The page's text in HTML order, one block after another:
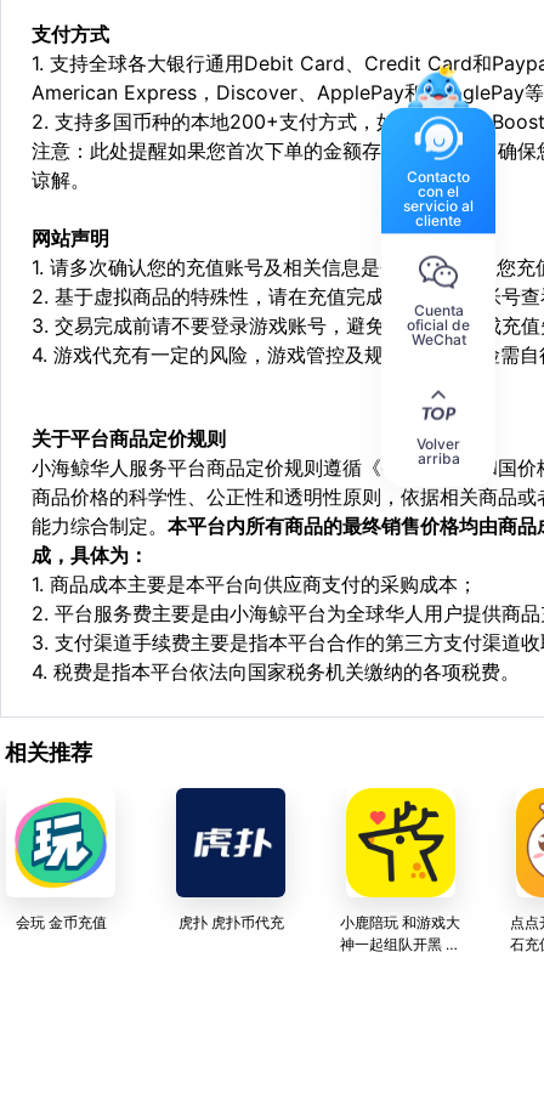
支付方式
1. 支持全球各大银行通用Debit Card、Credit Card和
American Express，Discover、ApplePay和GooglePay
2. 支持多国币种的本地200+支付方式，如：Alipay，
注意：此处提醒如果您首次下单的金额存在异常，为了确
谅解。
网站声明
1. 请多次确认您的充值账号及相关信息是否正确，如因您
2. 基于虚拟商品的特殊性，请在充值完成后登陆您的帐号
3. 交易完成前请不要登录游戏账号，避免由于顶号造成充
4. 游戏代充有一定的风险，游戏管控及规则处罚等风险需
关于平台商品定价规则
小海鲸华人服务平台商品定价规则遵循《中华人民共和国
商品价格的科学性、公正性和透明性原则，依据相关商品
能力综合制定。 本平台内所有商品的最终销售价格均由商
成，具体为：
1. 商品成本主要是本平台向供应商支付的采购成本；
2. 平台服务费主要是由小海鲸平台为全球华人用户提供商
3. 支付渠道手续费主要是指本平台合作的第三方支付渠道
4. 税费是指本平台依法向国家税务机关缴纳的各项税费。
相关推荐
会玩 金币充值 虎扑 虎扑币代充
小鹿陪玩 和游戏大
神一起组队开黑 虎
点点
石充
Contacto
con el
servicio al
cliente
Cuenta
oficial de
WeChat
Volver
arriba